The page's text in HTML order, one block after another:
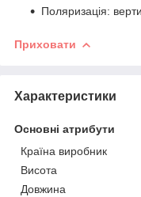
Поляризація:
Приховати
Характеристики
Основні атрибути
Країна виробник
Висота
Довжина